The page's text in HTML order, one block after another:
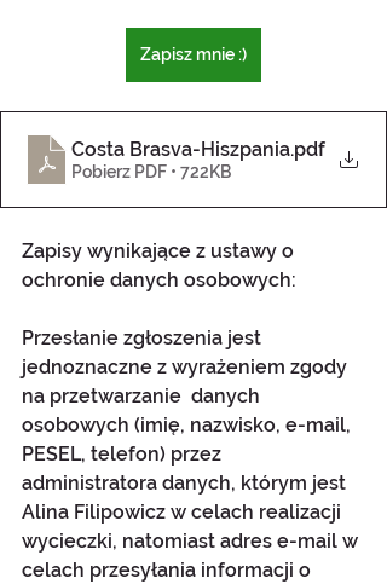
Zapisz mnie :)
Costa Brasva-Hiszpania.pdf
Pobierz PDF • 722KB
Zapisy wynikające z ustawy o
ochronie danych osobowych:
Przesłanie zgłoszenia jest
jednoznaczne z wyrażeniem zgody
na przetwarzanie  danych
osobowych (imię, nazwisko, e-mail,
PESEL, telefon) przez
administratora danych, którym jest
Alina Filipowicz w celach realizacji
wycieczki, natomiast adres e-mail w
celach przesyłania informacji o